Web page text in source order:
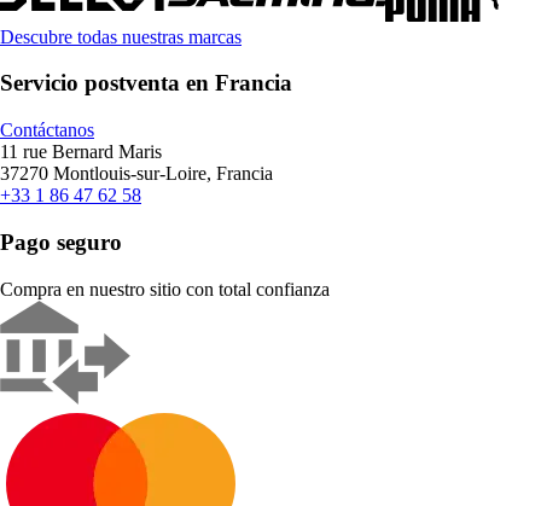
Descubre todas nuestras marcas
Servicio postventa en Francia
Contáctanos
11 rue Bernard Maris
37270 Montlouis-sur-Loire, Francia
+33 1 86 47 62 58
Pago seguro
Compra en nuestro sitio con total confianza